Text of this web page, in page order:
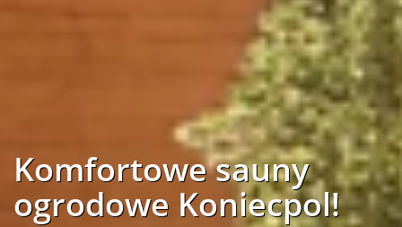
Komfortowe sauny
ogrodowe Koniecpol!